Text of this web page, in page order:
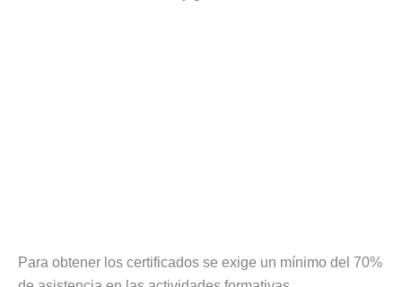
Para obtener los certificados se exige un mínimo del 70%